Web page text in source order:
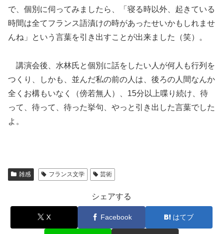
で、個別に伺ってみましたら、「寝る時以外、起きている
時間は全てフランス語漬けの時があったせいかもしれませ
んね」という言葉を引き出すことが出来ました（笑）。
講演会後、水林氏と個別に話をしたい人が何人も行列を
つくり、しかも、並んだ私の前の人は、後ろの人間なんか
全くお構もいなく（傍若無人）、15分以上喋り続け、待
って、待って、待った挙句、やっと引き出した言葉でした
よ。
雑感 フランス文学 芸術
シェアする
X Facebook はてブ